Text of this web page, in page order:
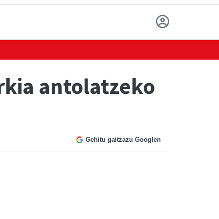
antolatzeko
Gehitu gaitzazu Googlen